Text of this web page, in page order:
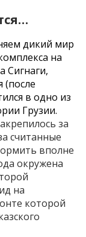
дикий мир
на
Сигнаги,
(после
в одно из
Грузии.
за
считанные
вполне
окружена
на
которой